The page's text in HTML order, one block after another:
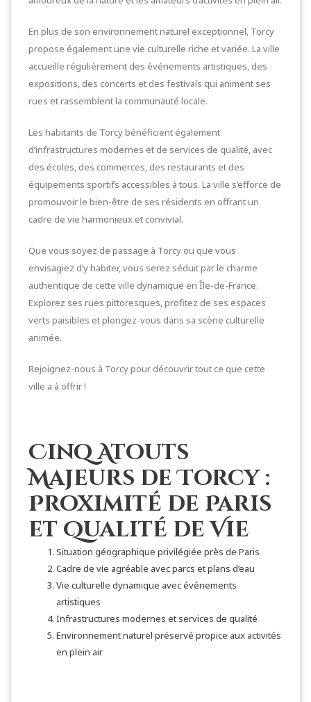
En plus de son environnement naturel exceptionnel, Torcy
propose également une vie culturelle riche et variée. La ville
accueille régulièrement des événements artistiques, des
expositions, des concerts et des festivals qui animent ses
rues et rassemblent la communauté locale.
Les habitants de Torcy bénéficient également
d’infrastructures modernes et de services de qualité, avec
des écoles, des commerces, des restaurants et des
équipements sportifs accessibles à tous. La ville s’efforce de
promouvoir le bien-être de ses résidents en offrant un
cadre de vie harmonieux et convivial.
Que vous soyez de passage à Torcy ou que vous
envisagiez d’y habiter, vous serez séduit par le charme
authentique de cette ville dynamique en Île-de-France.
Explorez ses rues pittoresques, profitez de ses espaces
verts paisibles et plongez-vous dans sa scène culturelle
animée.
Rejoignez-nous à Torcy pour découvrir tout ce que cette
ville a à offrir !
Cinq Atouts
Majeurs de Torcy :
Proximité de Paris
et Qualité de Vie
Situation géographique privilégiée près de Paris
Cadre de vie agréable avec parcs et plans d’eau
Vie culturelle dynamique avec événements
artistiques
Infrastructures modernes et services de qualité
Environnement naturel préservé propice aux activités
en plein air